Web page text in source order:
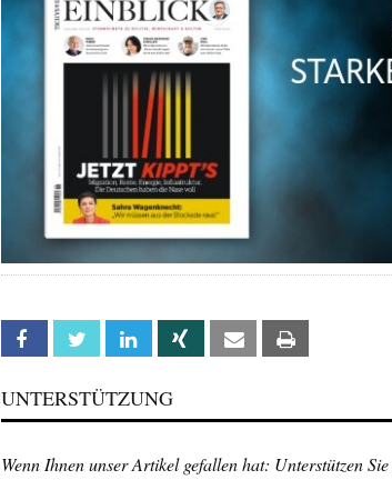
Facebook Twitter Linkedin Xing Email
UNTERSTÜTZUNG
Wenn Ihnen unser Artikel gefallen hat: Unterstützen